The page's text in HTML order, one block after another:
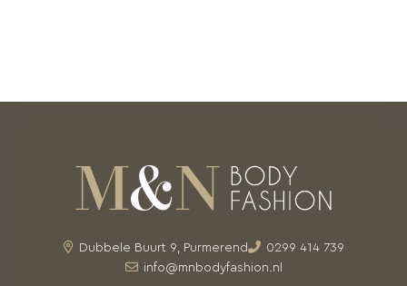
Dubbele Buurt 9, Purmerend
0299 414 739
info@mnbodyfashion.nl